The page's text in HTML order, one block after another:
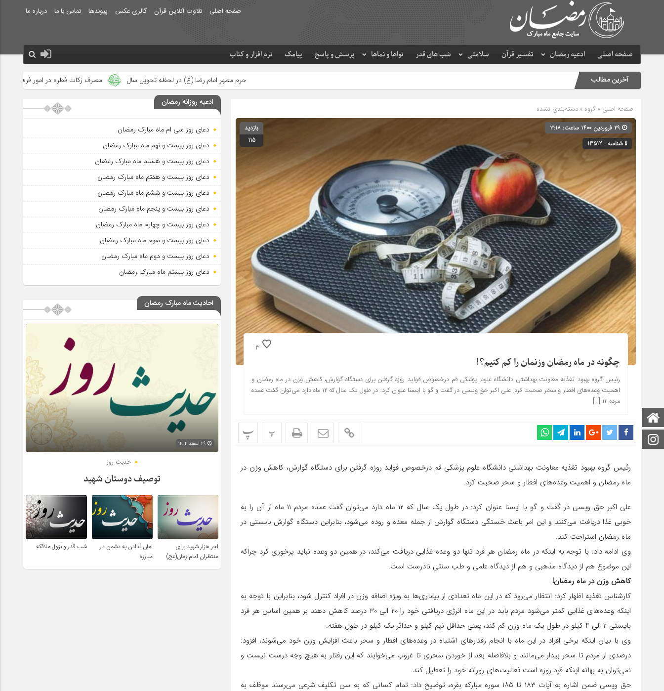
صفحه اصلی تلاوت آنلاین قرآن گالری عکس پیوندها تماس با ما درباره ما
صفحه اصلی ادعیه رمضان تفسیر قرآن سلامتی شب های قدر نواها و نماها پرسش و پاسخ پیامک نرم افزار و کتاب
اینستاگرام
آخرین مطالب حرم مطهر امام رضا (ع) در لحظه تحویل سال مصرف زکات فطره در امور فرهنگی جلوه‌های بزرگ نصرت
صفحه اصلی » گروه » دسته‌بندی نشده
شناسه : 13512
بازدید
115
3
چگونه در ماه رمضان وزنمان را کم کنیم؟!
رئیس گروه بهبود تغذیه معاونت بهداشتی دانشگاه علوم پزشکی قم درخصوص فواید روزه گرفتن برای دستگاه گوارش، کاهش وزن در ماه رمضان و
اهمیت وعده‌های افطار و سحر صحبت کرد. علی اکبر حق ویسی در گفت و گو با ایسنا عنوان کرد: در طول یک سال که ۱۲ ماه دارد می‌توان گفت عمده
مردم ۱۱ […]
پ پ
رئیس گروه بهبود تغذیه معاونت بهداشتی دانشگاه علوم پزشکی قم درخصوص فواید روزه گرفتن برای دستگاه گوارش، کاهش وزن در
ماه رمضان و اهمیت وعده‌های افطار و سحر صحبت کرد.
علی اکبر حق ویسی در گفت و گو با ایسنا عنوان کرد: در طول یک سال که ۱۲ ماه دارد می‌توان گفت عمده مردم ۱۱ ماه از آن را به
خوبی غذا دریافت می‌کنند و این امر باعث خستگی دستگاه گوارش از جمله معده و روده می‌شود، بنابراین دستگاه گوارش بایستی در
ماه رمضان استراحت کند.
وی ادامه داد: با توجه به اینکه در ماه رمضان هر فرد تنها دو وعده غذایی دریافت می‌کند، در همین دو وعده نباید پرخوری کرد چراکه
این موضوع هم از دیدگاه مذهبی و هم از دیدگاه علمی و طب سنتی نادرست است.
کاهش وزن در ماه رمضان!
کارشناس تغذیه اظهار کرد: انتظار می‌رود که در این ماه تعدادی از بیماری‌ها به ویژه اضافه وزن در افراد کنترل شود، بنابراین با توجه به
اینکه وعده‌های غذایی کمتر می‌شود مردم باید در این ماه انرژی دریافتی خود را ۲۰ الی ۳۰ درصد کاهش دهند بر همین اساس هر فرد
بایستی ۲ الی ۴ کیلو در طول یک ماه وزن کم کند، یعنی حداقل نیم کیلو و حداثر یک کیلو در طول هفته.
وی با بیان اینکه برخی افراد در این ماه با انجام رفتارهای اشتباه در وعده‌های افطار و سحر باعث افزایش وزن خود می‌شوند، افزود:
درصدی از مردم تا سحر بیدار می‌مانند و بلافاصله بعد از خوردن سحری تا غروب می‌خوابند که این رفتار به هیچ وجه درست نیست و
نمی‌توان به بهانه اینکه فرد روزه است فعالیت‌های روزانه خود را تعطیل کند.
حق ویسی ضمن اشاره به آیات ۱۸۳ تا ۱۸۵ سوره مبارکه بقره، توضیح داد: تمام کسانی که به سن تکلیف شرعی می‌رسند موظف به
ادعیه روزانه رمضان
دعای روز سی ام ماه مبارک رمضان
دعای روز بیست و نهم ماه مبارک رمضان
دعای روز بیست و هشتم ماه مبارک رمضان
دعای روز بیست و هفتم ماه مبارک رمضان
دعای روز بیست و ششم ماه مبارک رمضان
دعای روز بیست و پنجم ماه مبارک رمضان
دعای روز بیست و چهارم ماه مبارک رمضان
دعای روز بیست و سوم ماه مبارک رمضان
دعای روز بیست و دوم ماه مبارک رمضان
دعای روز بیستم ماه مبارک رمضان
احادیث ماه مبارک رمضان
حدیث روز
توصیف دوستان شهید
اجر هزار شهید برای
منتظران امام زمان(عج)
امان ندادن به دشمن در
مبارزه
شب قدر و نزول ملائکه